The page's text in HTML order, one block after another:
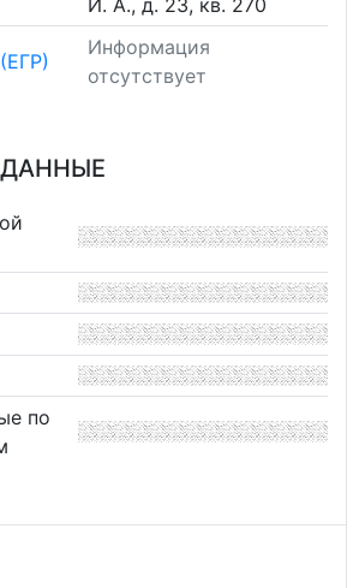
И. А., д. 23, кв. 270
(ЕГР)
Информация
отсутствует
по